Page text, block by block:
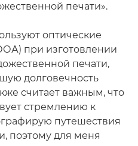
печати».
оптические
при изготовлении
печати,
долговечность
считает важным, что
стремлению к
путешествия
поэтому для меня